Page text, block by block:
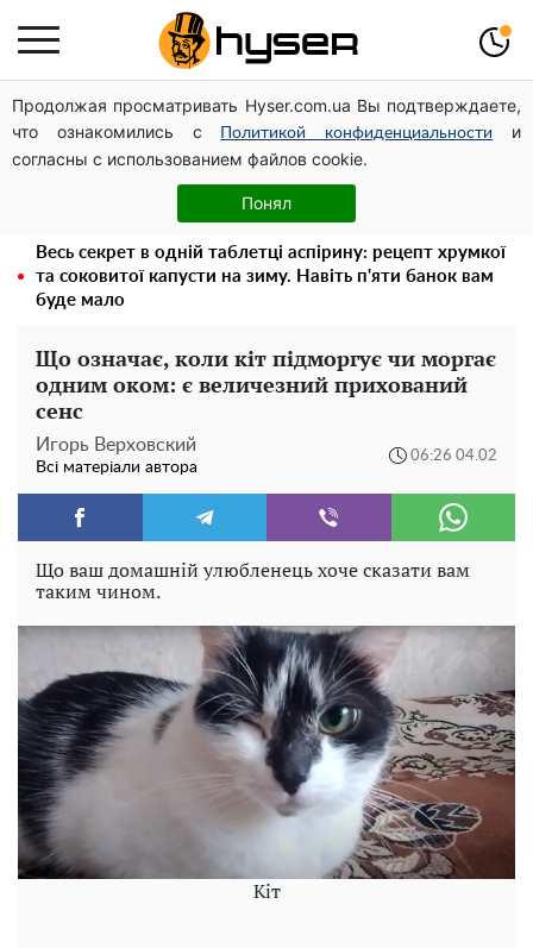
Продолжая просматривать Hyser.com.ua Вы подтверждаете,
что ознакомились с
Политикой конфиденциальности
и
согласны с использованием файлов cookie.
Понял
Дрони із націнкою: Олександр Конотопський вивів
мільйони оборонного бюджету через фіктивну фірму в
Естонії
Гола Олена Тополя у цікавих позах змусила відвисати
щелепи: злив відео – було лише початком
Весь секрет в одній таблетці аспірину: рецепт хрумкої
та соковитої капусти на зиму. Навіть п'яти банок вам
буде мало
Що означає, коли кіт підморгує чи моргає
одним оком: є величезний прихований
сенс
Игорь Верховский
Всі матеріали автора
06:26 04.02
Що ваш домашній улюбленець хоче сказати вам
таким чином.
Кіт